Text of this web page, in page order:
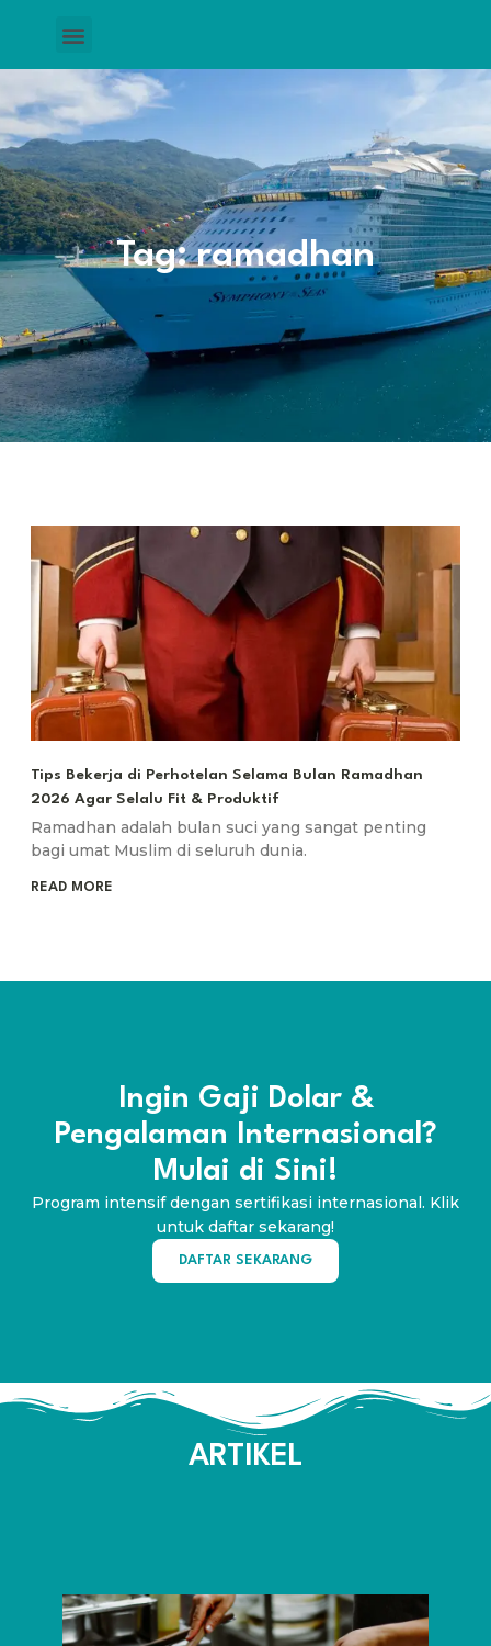
Tag: ramadhan
Tips Bekerja di Perhotelan Selama Bulan Ramadhan
2026 Agar Selalu Fit & Produktif
Ramadhan adalah bulan suci yang sangat penting
bagi umat Muslim di seluruh dunia.
READ MORE
Ingin Gaji Dolar &
Pengalaman Internasional?
Mulai di Sini!
Program intensif dengan sertifikasi internasional. Klik
untuk daftar sekarang!
DAFTAR SEKARANG
ARTIKEL